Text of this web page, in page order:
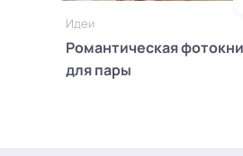
Идеи
Романтическая
для пары